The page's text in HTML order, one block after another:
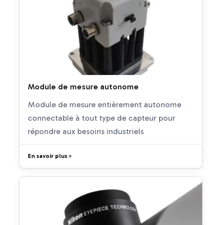
Module de mesure autonome
Module de mesure entièrement autonome
connectable à tout type de capteur pour
répondre aux besoins industriels
En savoir plus